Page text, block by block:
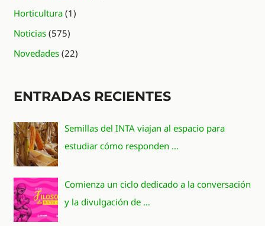
Horticultura (1)
Noticias (575)
Novedades (22)
ENTRADAS RECIENTES
Semillas del INTA viajan al espacio para
estudiar cómo responden …
Comienza un ciclo dedicado a la conversación
y la divulgación de …